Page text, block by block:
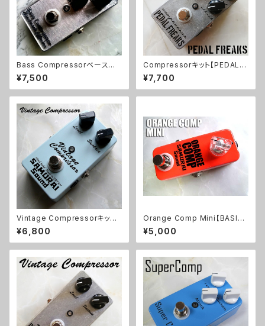
Bass Compressorベース用
コンプ【BASIC KIT】
¥7,500
Compressorキット【PEDAL F
REAKS】
¥7,700
Vintage Compressorキット
【BASIC KIT】
¥6,800
Orange Comp Mini【BASIC
SET】
¥5,000